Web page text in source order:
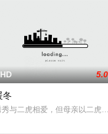
名短片小说，由法国新锐电
而陷入小镇风言风语的漩
HD 5.0
冬
秀与二虎相爱，但母亲以二虎